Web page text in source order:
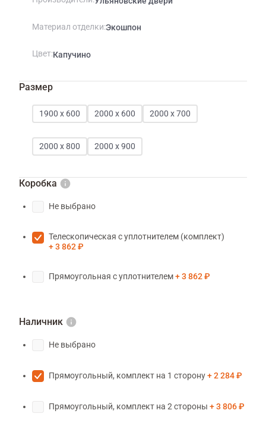
Материал отделки Экошпон
Цвет Капучино
Размер
1900 х 600 2000 х 600 2000 х 700
2000 х 800 2000 х 900
Коробка
Не выбрано
Телескопическая с уплотнителем (комплект)
3 862 ₽
Прямоугольная с уплотнителем 3 862 ₽
Наличник
Не выбрано
Прямоугольный, комплект на 1 сторону 2 284 ₽
Прямоугольный, комплект на 2 стороны 3 806 ₽